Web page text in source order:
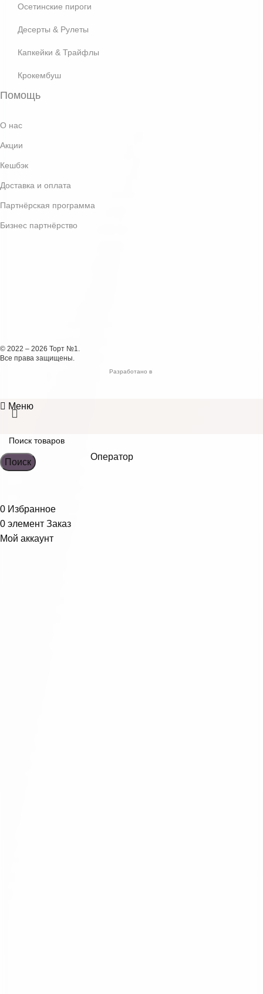
Осетинские пироги
Десерты & Рулеты
Капкейки & Трайфлы
Крокембуш
Помощь
О нас
Акции
Кешбэк
Доставка и оплата
Партнёрская программа
Бизнес партнёрство
© 2022 – 2026 Торт №1.
Все права защищены.
Разработано в
Поиск
Меню
Оператор
0 Избранное
0 элемент Заказ
Мой аккаунт